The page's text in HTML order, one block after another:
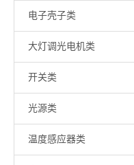
电子壳子类
大灯调光电机类
开关类
光源类
温度感应器类